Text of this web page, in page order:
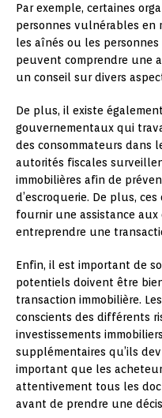
Par exemple, certaines
personnes vulnérables en
les aînés ou les
peuvent comprendre une
un conseil sur divers
De plus, il existe
gouvernementaux qui
des consommateurs dans
autorités fiscales
immobilières afin de
d’escroquerie. De plus,
fournir une assistance
entreprendre une
Enfin, il est important de
potentiels doivent être
transaction immobilière.
conscients des différents
investissements
supplémentaires qu’ils
important que les
attentivement tous les
avant de prendre une